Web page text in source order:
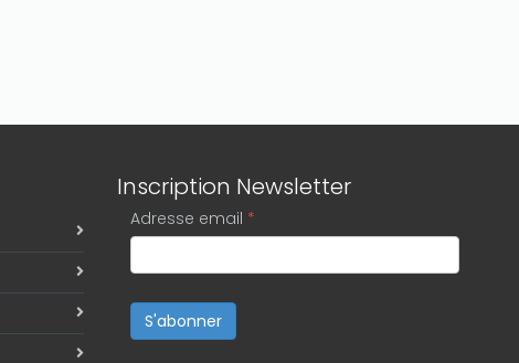
Inscription Newsletter
Adresse email *
S'abonner